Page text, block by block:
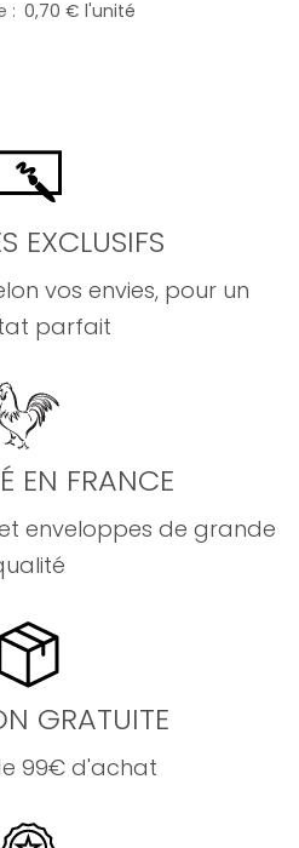
0,70 € l'unité
EXCLUSIFS
vos envies, pour un
parfait
EN FRANCE
enveloppes de grande
GRATUITE
99€ d'achat